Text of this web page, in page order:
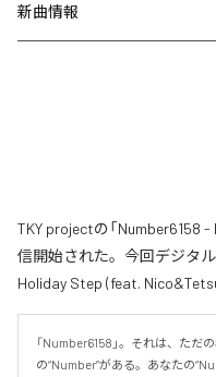
新曲情報
TKY projectの「Number6158
信開始された。今回デジタ
Holiday Step (feat.
「Number6158」。それは、ただ
の“Number”がある。あなたの